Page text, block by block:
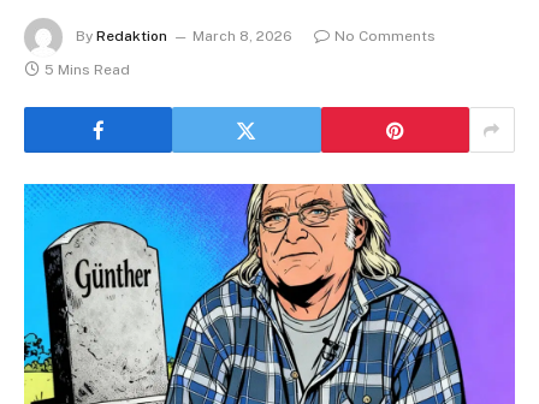
By Redaktion March 8, 2026
No Comments
5 Mins Read